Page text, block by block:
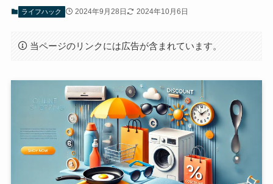
ライフハック 2024年9月28日 2024年10月6日
当ページのリンクには広告が含まれています。